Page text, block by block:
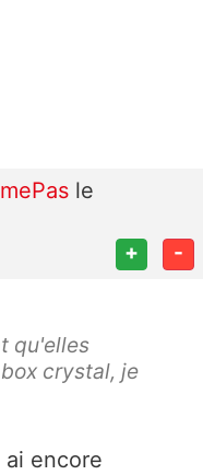
le
+ -
qu'elles
crystal, je
ai encore